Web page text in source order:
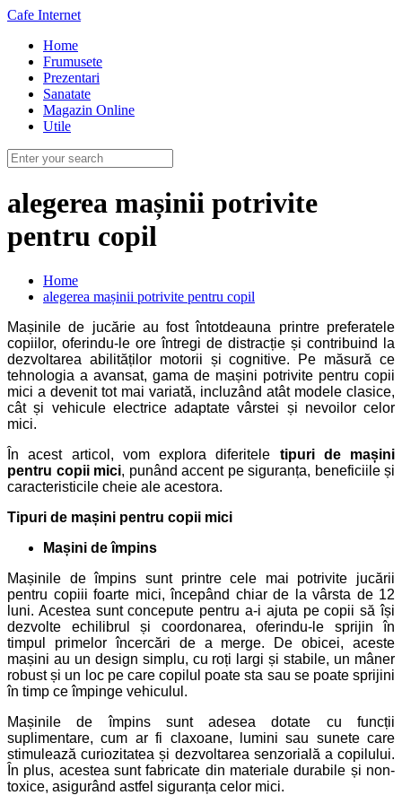
Cafe Internet
Home
Frumusete
Prezentari
Sanatate
Magazin Online
Utile
alegerea mașinii potrivite
pentru copil
Home
alegerea mașinii potrivite pentru copil
Mașinile de jucărie au fost întotdeauna printre preferatele
copiilor, oferindu-le ore întregi de distracție și contribuind la
dezvoltarea abilităților motorii și cognitive. Pe măsură ce
tehnologia a avansat, gama de mașini potrivite pentru copii
mici a devenit tot mai variată, incluzând atât modele clasice,
cât și vehicule electrice adaptate vârstei și nevoilor celor
mici.
În acest articol, vom explora diferitele tipuri de mașini
pentru copii mici, punând accent pe siguranța, beneficiile și
caracteristicile cheie ale acestora.
Tipuri de mașini pentru copii mici
Mașini de împins
Mașinile de împins sunt printre cele mai potrivite jucării
pentru copiii foarte mici, începând chiar de la vârsta de 12
luni. Acestea sunt concepute pentru a-i ajuta pe copii să își
dezvolte echilibrul și coordonarea, oferindu-le sprijin în
timpul primelor încercări de a merge. De obicei, aceste
mașini au un design simplu, cu roți largi și stabile, un mâner
robust și un loc pe care copilul poate sta sau se poate sprijini
în timp ce împinge vehiculul.
Mașinile de împins sunt adesea dotate cu funcții
suplimentare, cum ar fi claxoane, lumini sau sunete care
stimulează curiozitatea și dezvoltarea senzorială a copilului.
În plus, acestea sunt fabricate din materiale durabile și non-
toxice, asigurând astfel siguranța celor mici.